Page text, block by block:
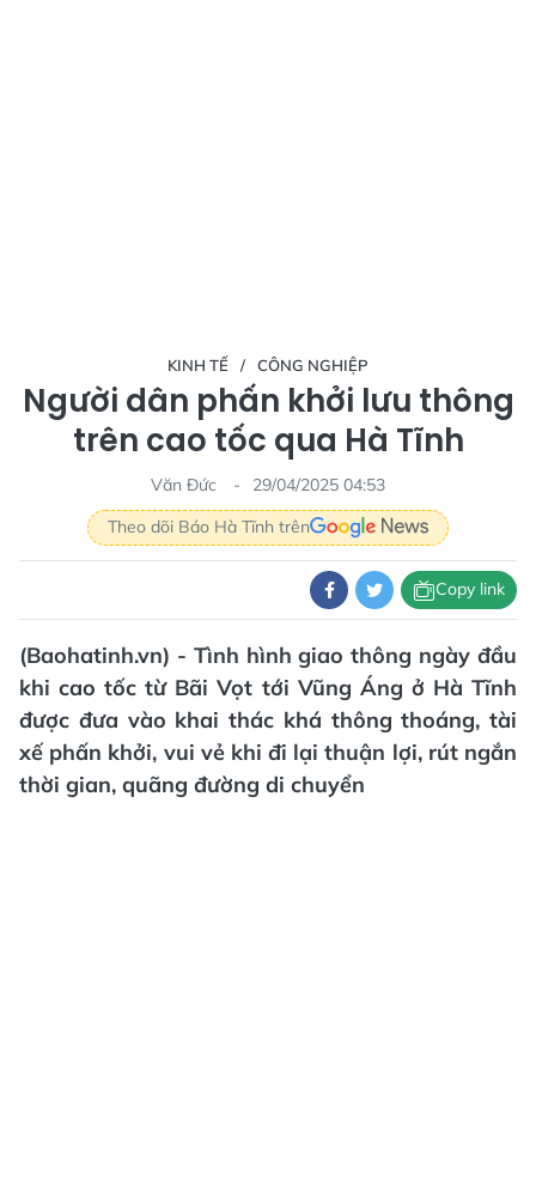
KINH TẾ CÔNG NGHIỆP
Người dân phấn khởi lưu thông
trên cao tốc qua Hà Tĩnh
Văn Đức
29/04/2025 04:53
Theo dõi Báo Hà Tĩnh trên
Copy link
(Baohatinh.vn) - Tình hình giao thông ngày đầu
khi cao tốc từ Bãi Vọt tới Vũng Áng ở Hà Tĩnh
được đưa vào khai thác khá thông thoáng, tài
xế phấn khởi, vui vẻ khi đi lại thuận lợi, rút ngắn
thời gian, quãng đường di chuyển